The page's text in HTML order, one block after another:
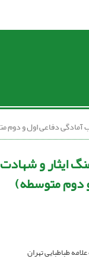
آمادگی دفاعی اول و دوم
ایثار و
دوم متوسطه)
طباطبایی تهران